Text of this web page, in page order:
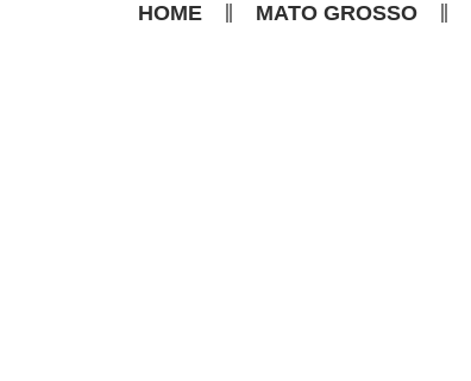
HOME MATO GROSSO